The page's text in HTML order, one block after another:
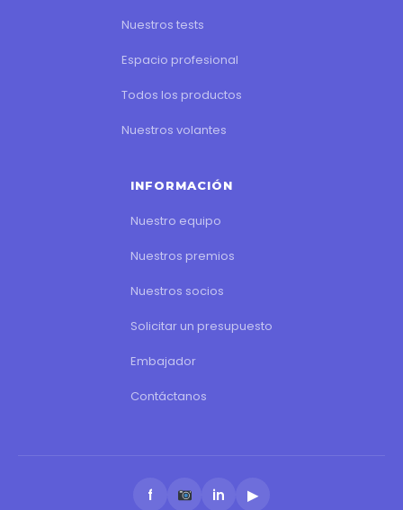
Nuestros tests
Espacio profesional
Todos los productos
Nuestros volantes
INFORMACIÓN
Nuestro equipo
Nuestros premios
Nuestros socios
Solicitar un presupuesto
Embajador
Contáctanos
f in ▶